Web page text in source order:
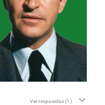
Ver respuestas(1)